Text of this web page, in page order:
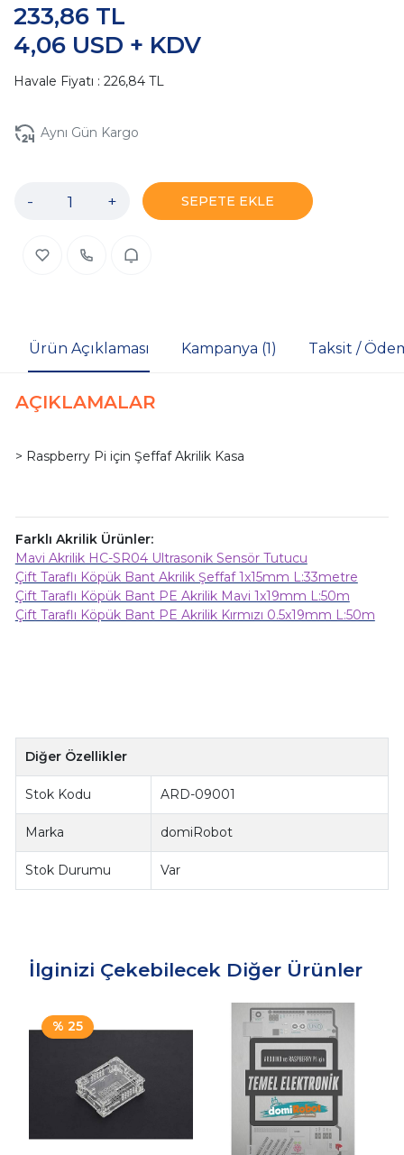
4,06 USD + KDV
233,86 TL
Havale Fiyatı : 226,84 TL
Aynı Gün Kargo
- + SEPETE EKLE
Ürün Açıklaması Kampanya (1) Taksit /
AÇIKLAMALAR
> Raspberry Pi için Şeffaf Akrilik Kasa
Farklı Akrilik Ürünler:
Mavi Akrilik HC-SR04 Ultrasonik Sensör Tutucu
Çift Taraflı Köpük Bant Akrilik Şeffaf 1x15mm L:33metre
Çift Taraflı Köpük Bant PE Akrilik Mavi 1x19mm L:50m
Çift Taraflı Köpük Bant PE Akrilik Kırmızı 0.5x19mm L:50m
Diğer Özellikler
Stok Kodu ARD-09001
Marka domiRobot
Stok Durumu Var
İlginizi Çekebilecek Diğer Ürünler
% 25